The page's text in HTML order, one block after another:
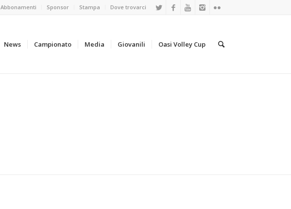
Abbonamenti Sponsor Stampa Dove trovarci
News Campionato Media Giovanili Oasi Volley Cup